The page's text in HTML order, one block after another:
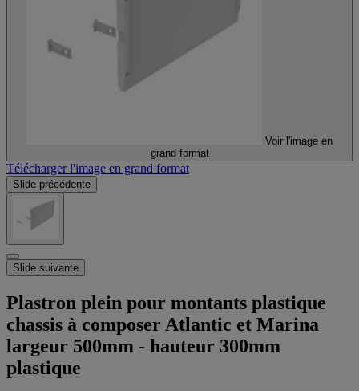
Voir l'image en
grand format
Télécharger l'image en grand format
Slide précédente
Slide suivante
Plastron plein pour montants plastique
chassis à composer Atlantic et Marina
largeur 500mm - hauteur 300mm
plastique